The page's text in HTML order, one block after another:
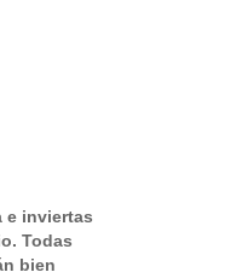
e inviertas
Todas
bien